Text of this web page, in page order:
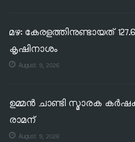
മഴ: കേരളത്തിനുണ്ടായത്
കൃഷിനാശം
August 9, 2026
ഉമ്മൻ ചാണ്ടി സ്മാരക
രാമന്
August 9, 2026